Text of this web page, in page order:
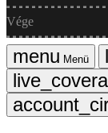
Vége
Menü